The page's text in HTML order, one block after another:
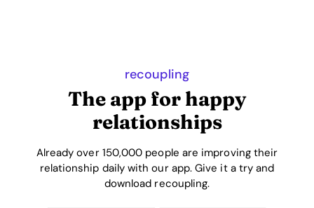
recoupling
The app for happy
relationships
Already over 150,000 people are improving their
relationship daily with our app. Give it a try and
download recoupling.